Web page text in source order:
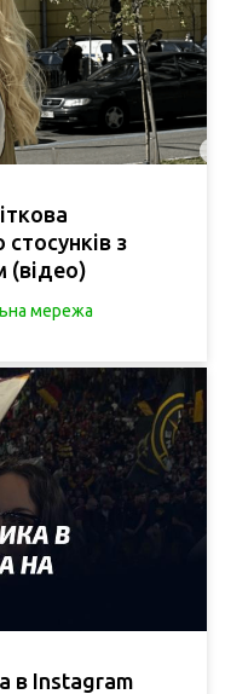
з
(відео)
мережа
Instagram